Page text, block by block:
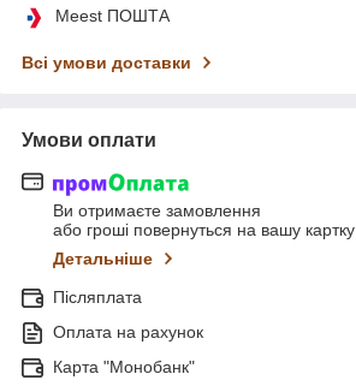
Meest ПОШТА
Всі умови доставки
Умови оплати
Ви отримаєте замовлення
або гроші повернуться на вашу картку
Детальніше
Післяплата
Оплата на рахунок
Карта "Монобанк"